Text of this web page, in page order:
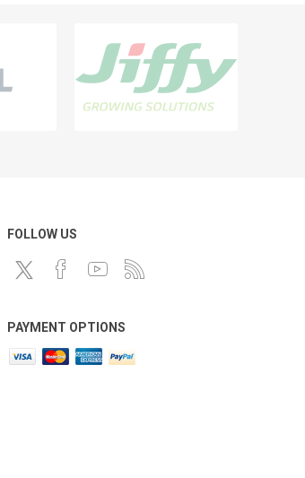
FOLLOW US
PAYMENT OPTIONS